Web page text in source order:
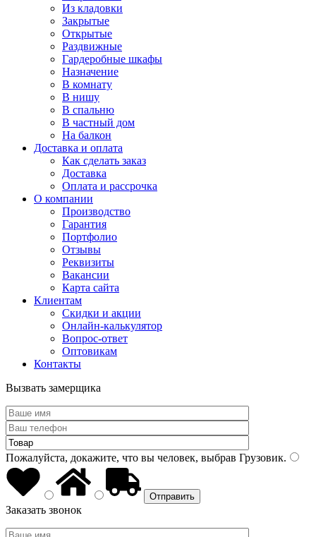
Из кладовки
Закрытые
Открытые
Раздвижные
Гардеробные шкафы
Назначение
В комнату
В нишу
В спальню
В частный дом
На балкон
Доставка и оплата
Как сделать заказ
Доставка
Оплата и рассрочка
О компании
Производство
Гарантия
Портфолио
Отзывы
Реквизиты
Вакансии
Карта сайта
Клиентам
Скидки и акции
Онлайн-калькулятор
Вопрос-ответ
Оптовикам
Контакты
Вызвать замерщика
Пожалуйста, докажите, что вы человек, выбрав Грузовик.
Заказать звонок